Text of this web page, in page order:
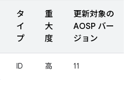
タ
イ
プ
重
大
度
更新対象の
AOSP バー
ジョン
ID 高 11